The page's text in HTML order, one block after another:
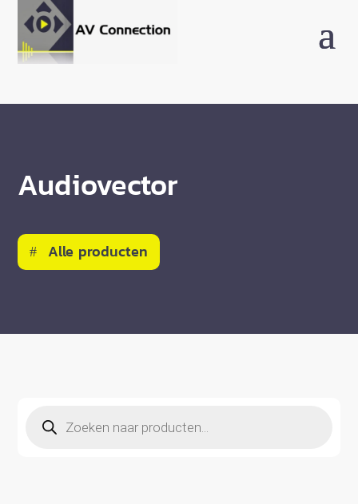
Audiovector
Alle producten
zoeken